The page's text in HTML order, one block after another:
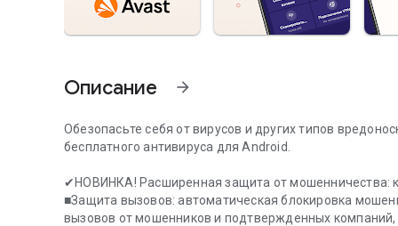
Описание arrow_forward
Обезопасьте себя от вирусов и других типов
бесплатного антивируса для Android.
✔НОВИНКА! Расширенная защита от мошенничества:
■Защита вызовов: автоматическая блокировка
вызовов от мошенников и подтвержденных компаний,